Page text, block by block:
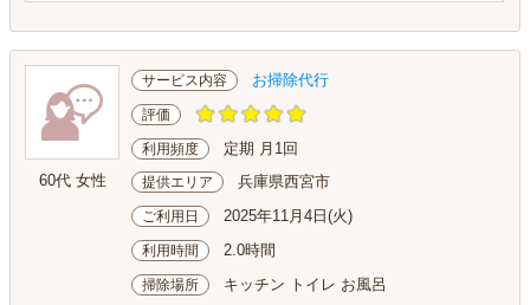
60代 女性
サービス内容 お掃除代行
評価
利用頻度 定期 月1回
提供エリア 兵庫県西宮市
ご利用日 2025年11月4日(火)
利用時間 2.0時間
掃除場所 キッチン トイレ お風呂